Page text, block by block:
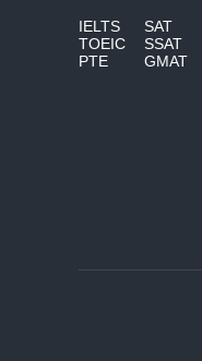
IELTS SAT
TOEIC
SSAT
PTE
GMAT